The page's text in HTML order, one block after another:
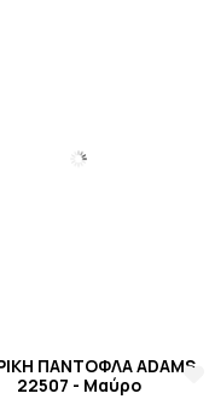
ΠΑΝΤΟΦΛΑ ADAMS
22507 - Μαύρο